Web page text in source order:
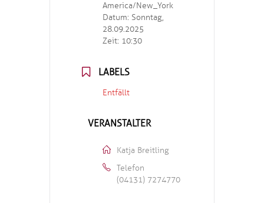
America/New_York
Datum: Sonntag,
28.09.2025
Zeit: 10:30
LABELS
Entfällt
VERANSTALTER
Katja Breitling
Telefon
(04131) 7274770